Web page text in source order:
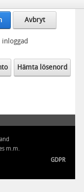
Avbryt
Hämta lösenord
m.m.
GDPR